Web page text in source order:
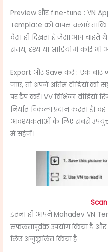
Preview और fine-tune : VN
Template को वापस चलाएं
वैसा ही दिखता है जैसा आप चाहते
समय, दृश्य या ऑडियो में कोई
Export और Save करें : एक बार
जाएं, तो अपने अंतिम वीडियो
पर टैप करें। VV विभिन्न वीडियो
निर्यात विकल्प प्रदान करता है।
आवश्यकताओं के लिए सबसे उपयुक्त
में सहेजें।
इतना ही आपने Mahadev VN
सफलतापूर्वक उपयोग किया है
लिए अनुकूलित किया है